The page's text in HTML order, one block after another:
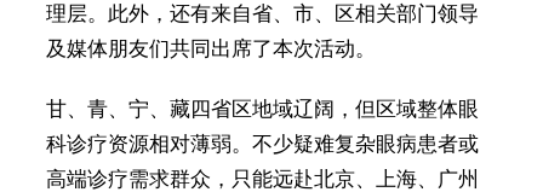
理层。此外，还有来自省、市、区相关部门领导
及媒体朋友们共同出席了本次活动。
甘、青、宁、藏四省区地域辽阔，但区域整体眼
科诊疗资源相对薄弱。不少疑难复杂眼病患者或
高端诊疗需求群众，只能远赴北京、上海、广州